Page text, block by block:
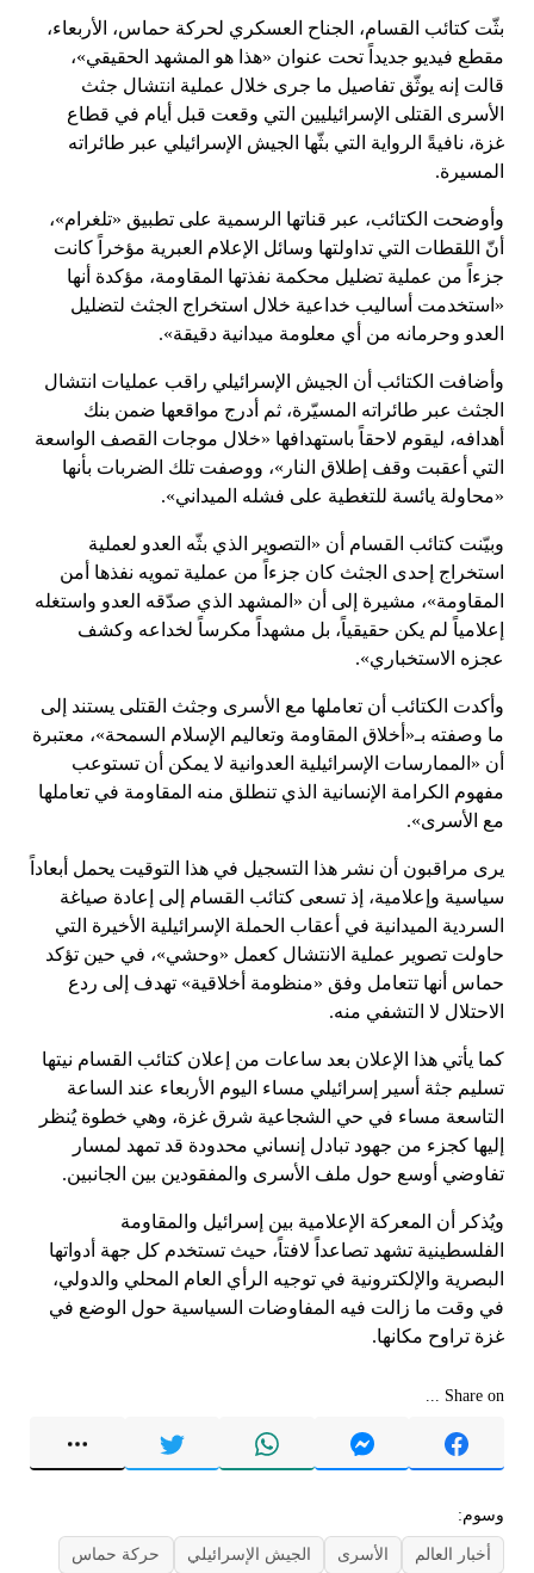
بثّت كتائب القسام، الجناح العسكري لحركة حماس، الأربعاء،
مقطع فيديو جديداً تحت عنوان «هذا هو المشهد الحقيقي»،
قالت إنه يوثّق تفاصيل ما جرى خلال عملية انتشال جثث
الأسرى القتلى الإسرائيليين التي وقعت قبل أيام في قطاع
غزة، نافيةً الرواية التي بثّها الجيش الإسرائيلي عبر طائراته
المسيرة.
وأوضحت الكتائب، عبر قناتها الرسمية على تطبيق «تلغرام»،
أنّ اللقطات التي تداولتها وسائل الإعلام العبرية مؤخراً كانت
جزءاً من عملية تضليل محكمة نفذتها المقاومة، مؤكدة أنها
«استخدمت أساليب خداعية خلال استخراج الجثث لتضليل
العدو وحرمانه من أي معلومة ميدانية دقيقة».
وأضافت الكتائب أن الجيش الإسرائيلي راقب عمليات انتشال
الجثث عبر طائراته المسيّرة، ثم أدرج مواقعها ضمن بنك
أهدافه، ليقوم لاحقاً باستهدافها «خلال موجات القصف الواسعة
التي أعقبت وقف إطلاق النار»، ووصفت تلك الضربات بأنها
«محاولة يائسة للتغطية على فشله الميداني».
وبيّنت كتائب القسام أن «التصوير الذي بثّه العدو لعملية
استخراج إحدى الجثث كان جزءاً من عملية تمويه نفذها أمن
المقاومة»، مشيرة إلى أن «المشهد الذي صدّقه العدو واستغله
إعلامياً لم يكن حقيقياً، بل مشهداً مكرساً لخداعه وكشف
عجزه الاستخباري».
وأكدت الكتائب أن تعاملها مع الأسرى وجثث القتلى يستند إلى
ما وصفته بـ«أخلاق المقاومة وتعاليم الإسلام السمحة»، معتبرة
أن «الممارسات الإسرائيلية العدوانية لا يمكن أن تستوعب
مفهوم الكرامة الإنسانية الذي تنطلق منه المقاومة في تعاملها
مع الأسرى».
يرى مراقبون أن نشر هذا التسجيل في هذا التوقيت يحمل أبعاداً
سياسية وإعلامية، إذ تسعى كتائب القسام إلى إعادة صياغة
السردية الميدانية في أعقاب الحملة الإسرائيلية الأخيرة التي
حاولت تصوير عملية الانتشال كعمل «وحشي»، في حين تؤكد
حماس أنها تتعامل وفق «منظومة أخلاقية» تهدف إلى ردع
الاحتلال لا التشفي منه.
كما يأتي هذا الإعلان بعد ساعات من إعلان كتائب القسام نيتها
تسليم جثة أسير إسرائيلي مساء اليوم الأربعاء عند الساعة
التاسعة مساء في حي الشجاعية شرق غزة، وهي خطوة يُنظر
إليها كجزء من جهود تبادل إنساني محدودة قد تمهد لمسار
تفاوضي أوسع حول ملف الأسرى والمفقودين بين الجانبين.
ويُذكر أن المعركة الإعلامية بين إسرائيل والمقاومة
الفلسطينية تشهد تصاعداً لافتاً، حيث تستخدم كل جهة أدواتها
البصرية والإلكترونية في توجيه الرأي العام المحلي والدولي،
في وقت ما زالت فيه المفاوضات السياسية حول الوضع في
غزة تراوح مكانها.
Share on ...
وسوم:
أخبار العالم الأسرى الجيش الإسرائيلي
حركة حماس